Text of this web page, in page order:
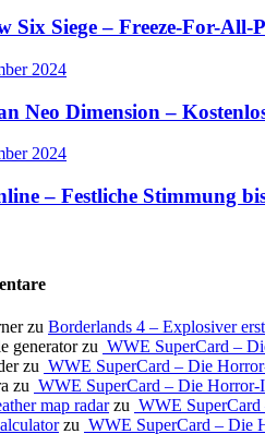
Six Siege – Freeze-For-All-
2024
Neo Dimension –
2024
– Festliche Stimmung
zu Borderlands 4 – Explosiver
generatorzu WWE SuperCard –
zu WWE SuperCard – Die
zu WWE SuperCard – Die Horror-
map radarzu WWE
zu WWE SuperCard – Die